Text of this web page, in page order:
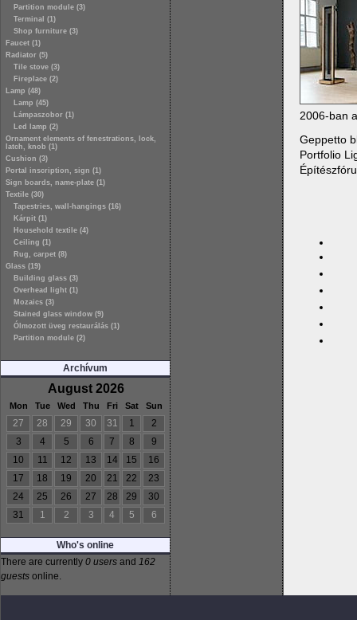
Partition module (3)
Terminal (1)
Shop furniture (3)
Faucet (1)
Radiator (5)
Tile stove (3)
Fireplace (2)
Lamp (48)
Lamp (45)
Lámpaszobor (1)
Led lamp (2)
Ornament elements of fenestrations, lock,
latch, knob (1)
Cushion (3)
Portal inscription, sign (1)
Sign boards, name-plate (1)
Textile (30)
Tapestries, wall-hangings (16)
Kárpit (1)
Household textile (4)
Ceiling (1)
Rug, carpet (8)
Glass (19)
Building glass (3)
Overhead light (1)
Mozaics (3)
Stained glass window (9)
Ólmozott üveg restaurálás (1)
Partition module (2)
Archívum
August 2026
Mon Tue Wed Thu Fri Sat Sun
27 28 29 30 31 1
2
3
4 5 6 7 8
9
10
11 12 13 14 15
16
17
18 19 20 21 22
23
24
25 26 27 28 29
30
31
1 2 3 4 5 6
Who's online
There are currently 0 users and 162
guests online.
2006-ban
Geppetto
Portfolio